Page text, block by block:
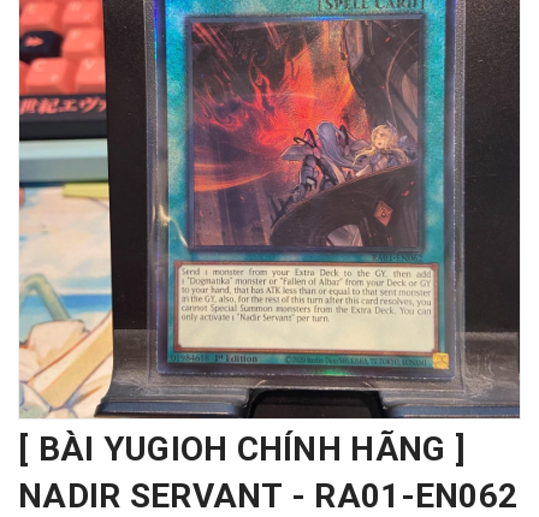
[ BÀI YUGIOH CHÍNH HÃNG ]
NADIR SERVANT - RA01-EN062